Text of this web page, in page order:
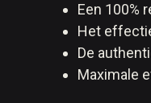
Een 100%
Het
De
Maximale